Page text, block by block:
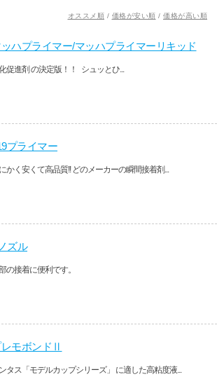
オススメ順 / 価格が安い順 / 価格が高い順
ハプライマー/マッハプライマーリキッド
促進剤 の決定版！！ シュッとひ...
プライマー
かく安くて高品質!! どのメーカーの瞬間接着剤...
ズル
の接着に便利です。
レモボンドⅡ
タス「モデルカップシリーズ」 に適した高粘度液...